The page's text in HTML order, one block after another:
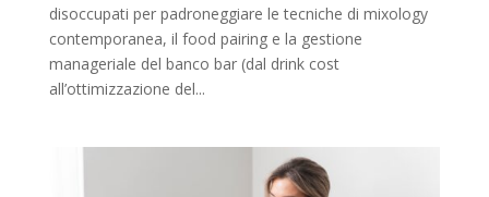
disoccupati per padroneggiare le tecniche di mixology
contemporanea, il food pairing e la gestione
manageriale del banco bar (dal drink cost
all’ottimizzazione del...